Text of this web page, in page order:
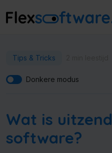
Tips & Tricks
Donkere modus
Wat is
software?